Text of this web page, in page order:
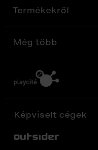
Termékekről
Még több
Képviselt cégek
Out-Sider